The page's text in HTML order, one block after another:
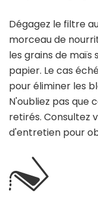
Dégagez le filtre
morceau de
les grains de maïs
papier. Le cas
pour éliminer les
N'oubliez pas que
retirés. Consultez
d'entretien pour